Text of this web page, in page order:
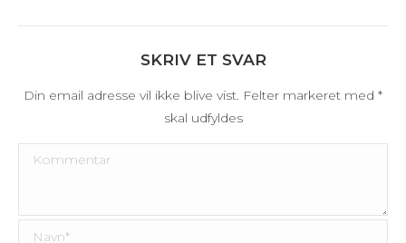
SKRIV ET SVAR
Din email adresse vil ikke blive vist. Felter markeret med *
skal udfyldes
Kommentar
Navn *